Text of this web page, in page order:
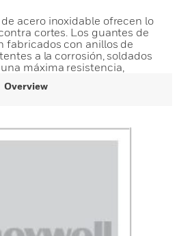
acero inoxidable ofrecen lo
cortes. Los guantes de
fabricados con anillos de
a la corrosión, soldados
máxima resistencia,
Overview